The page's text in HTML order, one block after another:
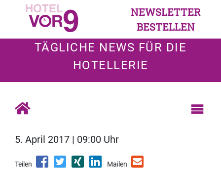
NEWSLETTER
BESTELLEN
TÄGLICHE NEWS FÜR DIE
HOTELLERIE
5. April 2017 | 09:00 Uhr
Teilen Mailen